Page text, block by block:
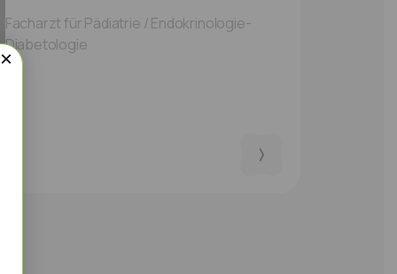
Facharzt für Pädiatrie / Endokrinologie-
Diabetologie
×